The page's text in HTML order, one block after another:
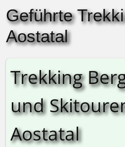
Geführte
Aostatal
Trekking
und
Aostatal